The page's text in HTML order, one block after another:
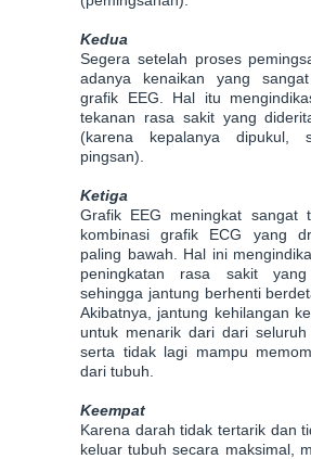
Kedua
Segera setelah proses
adanya kenaikan yang
grafik EEG. Hal itu
tekanan rasa sakit yang
(karena kepalanya dipukul,
pingsan).
Ketiga
Grafik EEG meningkat sangat
kombinasi grafik ECG yang
paling bawah. Hal ini
peningkatan rasa sakit
sehingga jantung berhenti
Akibatnya, jantung kehilangan
untuk menarik dari dari seluruh
serta tidak lagi mampu
dari tubuh.
Keempat
Karena darah tidak tertarik dan
keluar tubuh secara maksimal,